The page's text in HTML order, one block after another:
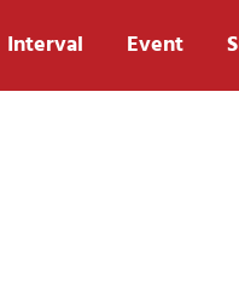
Interval Event